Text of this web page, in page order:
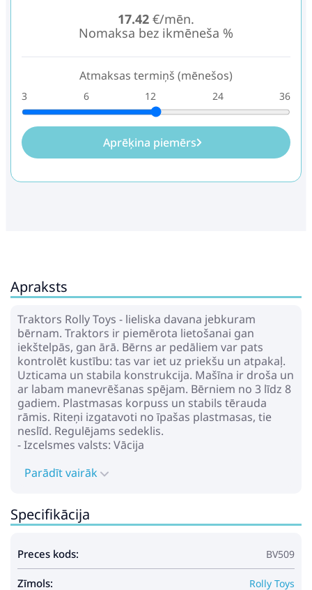
17.42 €/mēn.
Nomaksa bez ikmēneša %
Atmaksas termiņš (mēnešos)
3 6 12 24 36
Aprēķina piemērs
Apraksts
Traktors Rolly Toys - lieliska davana jebkuram
bērnam. Traktors ir piemērota lietošanai gan
iekštelpās, gan ārā. Bērns ar pedāliem var pats
kontrolēt kustību: tas var iet uz priekšu un atpakaļ.
Uzticama un stabila konstrukcija. Mašīna ir droša un
ar labam manevrēšanas spējam. Bērniem no 3 līdz 8
gadiem. Plastmasas korpuss un stabils tērauda
rāmis. Riteņi izgatavoti no īpašas plastmasas, tie
neslīd. Regulējams sedeklis.
- Izcelsmes valsts: Vācija
Parādīt vairāk
Specifikācija
Preces kods: BV509
Zīmols: Rolly Toys